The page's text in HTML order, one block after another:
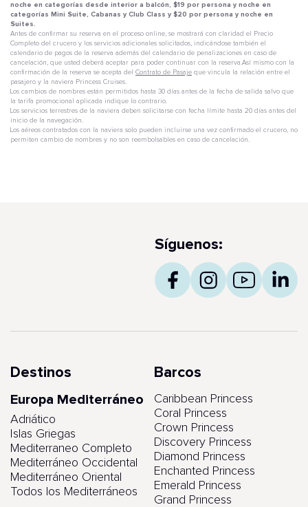
noche en categorías desde interior a balcón, $19 por persona y noche en
categorías Mini Suite, Cabanas y Club Class y $20 por persona y noche en
Suites.
Antes de confirmar su reserva en el proceso online, se mostrará con claridad el Precio
Completo del crucero y los servicios adicionales solicitados, indicándose también el
calendario de pagos de la reserva además del calendario de penalizaciones en caso de
cancelación, que usted deberá aceptar para poder continuar con la reserva.Así mismo con la
confirmación de la reserva se acepta del Contrato de Pasaje que vincula la relación entre el
pasajero y la naviera Princess Cruises.
Los cambios de nombres están permitidos hasta 30 días antes de la fecha de salida salvo que
la tarifa promocional aplicada indique lo contrario.
Los servicios terrestres de la naviera deben solicitarse con fecha límite hasta 20 días antes del
inicio de la navegación.
Los aéreos contratados con la naviera solo pueden incluirse una vez confirmado el crucero, no
permiten cambio de nombres y no son reembolsables en caso de cancelación.
Síguenos:
Destinos
Europa Mediterráneo
Adriático
Islas Griegas
Mediterraneo Completo
Mediterráneo Occidental
Mediterráneo Oriental
Todos los Mediterráneos
Barcos
Caribbean Princess
Coral Princess
Crown Princess
Discovery Princess
Diamond Princess
Enchanted Princess
Emerald Princess
Grand Princess